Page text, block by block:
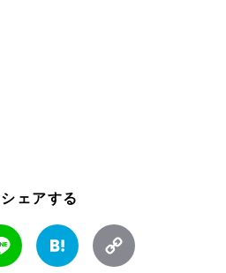
ェアする
Line Hatena